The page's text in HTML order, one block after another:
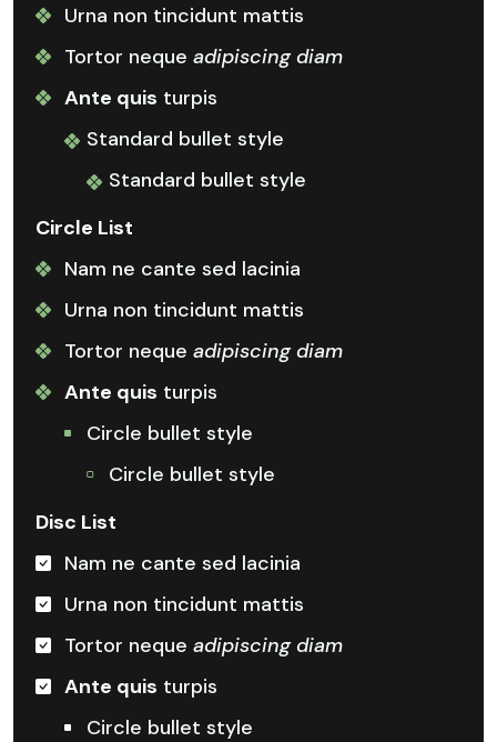
Urna non tincidunt mattis
Tortor neque adipiscing diam
Ante quis turpis
Standard bullet style
Standard bullet style
Circle List
Nam ne cante sed lacinia
Urna non tincidunt mattis
Tortor neque adipiscing diam
Ante quis turpis
Circle bullet style
Circle bullet style
Disc List
Nam ne cante sed lacinia
Urna non tincidunt mattis
Tortor neque adipiscing diam
Ante quis turpis
Circle bullet style